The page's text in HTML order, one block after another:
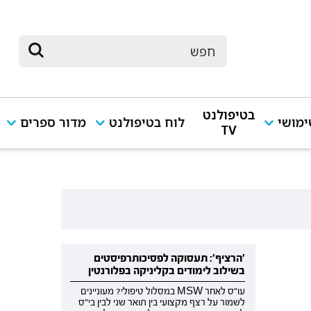
בטיפולנט
TV
לוח בטיפולנט מדור ספרים
'הרציף': תעסוקה לפסיכותרפיסטים
בשילוב לימודים בקליניקה בפלורנטין
עו"ס לאחר MSW במסלול טיפולי? מעוניינים
לשמור על רצף מקצועי בין תואר שני לבין בי"ס